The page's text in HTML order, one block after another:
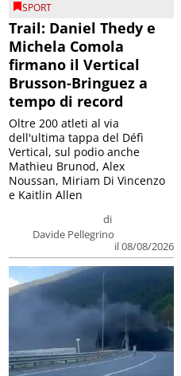
SPORT
Trail: Daniel Thedy e
Michela Comola
firmano il Vertical
Brusson-Bringuez a
tempo di record
di
Davide Pellegrino
il 08/08/2026
Oltre 200 atleti al via
dell'ultima tappa del Défì
Vertical, sul podio anche
Mathieu Brunod, Alex
Noussan, Miriam Di Vincenzo
e Kaitlin Allen